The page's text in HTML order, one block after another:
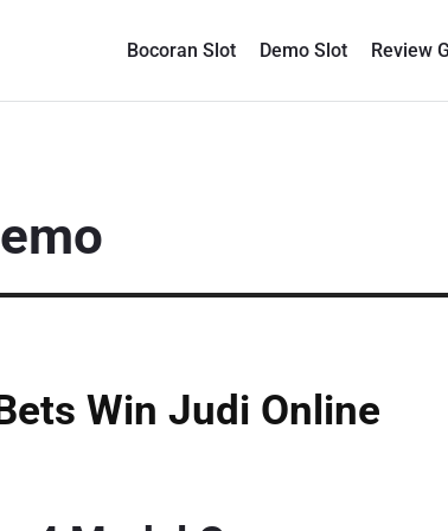
Bocoran Slot Demo Slot Review
Win Judi Online